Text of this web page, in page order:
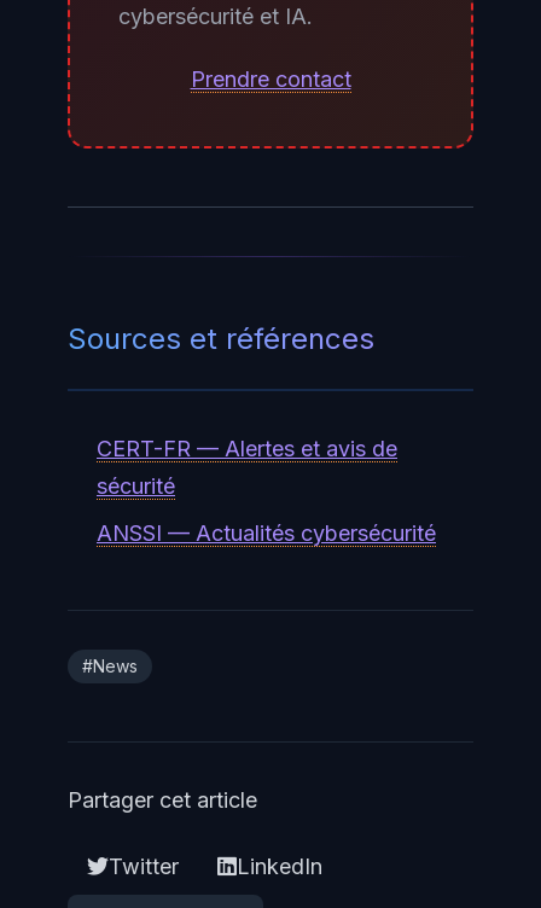
de revoir les permissions
accordées à ChatGPT, de
sensibles et de documenter les
cybersécurité et IA.
Prendre contact
Sources et références
CERT-FR — Alertes et avis de
sécurité
ANSSI — Actualités cybersécurité
#News
Partager cet article
Twitter LinkedIn